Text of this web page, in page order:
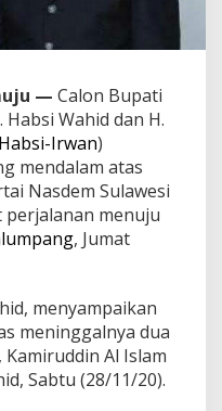
— Calon Bupati
Wahid dan H.
Habsi-Irwan)
mendalam atas
Nasdem Sulawesi
perjalanan menuju
, Jumat
menyampaikan
meninggalnya dua
Al Islam
Sabtu (28/11/20).